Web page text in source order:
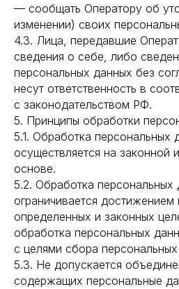
— сообщать Оператору об
изменении) своих
4.3. Лица, передавшие
сведения о себе, либо
персональных данных без
несут ответственность в
с законодательством РФ.
5. Принципы обработки
5.1. Обработка персональных
осуществляется на законной
основе.
5.2. Обработка персональных
ограничивается достижением
определенных и законных
обработка персональных
с целями сбора
5.3. Не допускается
содержащих персональные